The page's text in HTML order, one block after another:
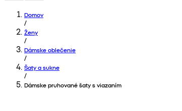
Domov
/
Ženy
/
Dámske oblečenie
/
Šaty a sukne
/
Dámske pruhované šaty s viazaním